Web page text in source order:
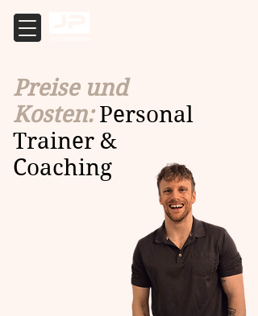
Preise und
Kosten: Personal
Trainer &
Coaching